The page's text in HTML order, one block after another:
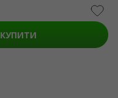
КУПИТИ